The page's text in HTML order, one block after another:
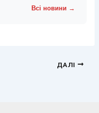
Всі новини →
ДАЛІ